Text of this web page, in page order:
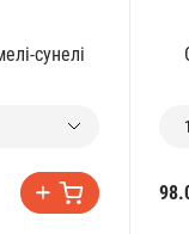
сунелі